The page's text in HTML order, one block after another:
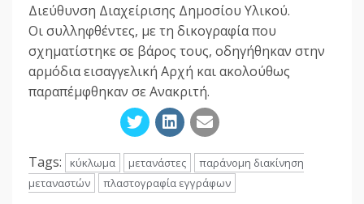
Διεύθυνση Διαχείρισης Δημοσίου Υλικού.
Οι συλληφθέντες, με τη δικογραφία που
σχηματίστηκε σε βάρος τους, οδηγήθηκαν στην
αρμόδια εισαγγελική Αρχή και ακολούθως
παραπέμφθηκαν σε Ανακριτή.
Tags: κύκλωμα μετανάστες
παράνομη διακίνηση
μεταναστών
πλαστογραφία εγγράφων